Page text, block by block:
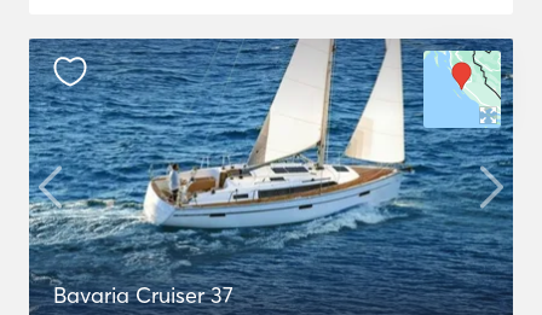
Bavaria Cruiser 37